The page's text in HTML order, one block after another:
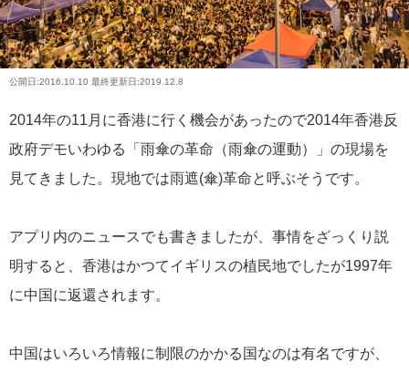
公開日:2016.10.10 最終更新日:2019.12.8
2014年の11月に香港に行く機会があったので2014年香港反
政府デモいわゆる「雨傘の革命（雨傘の運動）」の現場を
見てきました。現地では雨遮(傘)革命と呼ぶそうです。
アプリ内のニュースでも書きましたが、事情をざっくり説
明すると、香港はかつてイギリスの植民地でしたが1997年
に中国に返還されます。
中国はいろいろ情報に制限のかかる国なのは有名ですが、